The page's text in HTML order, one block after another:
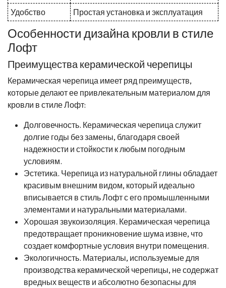
Удобство
Простая установка и эксплуатация
Особенности дизайна кровли в стиле
Лофт
Преимущества керамической черепицы
Керамическая черепица имеет ряд преимуществ,
которые делают ее привлекательным материалом для
кровли в стиле Лофт:
Долговечность. Керамическая черепица служит
долгие годы без замены, благодаря своей
надежности и стойкости к любым погодным
условиям.
Эстетика. Черепица из натуральной глины обладает
красивым внешним видом, который идеально
вписывается в стиль Лофт с его промышленными
элементами и натуральными материалами.
Хорошая звукоизоляция. Керамическая черепица
предотвращает проникновение шума извне, что
создает комфортные условия внутри помещения.
Экологичность. Материалы, используемые для
производства керамической черепицы, не содержат
вредных веществ и абсолютно безопасны для